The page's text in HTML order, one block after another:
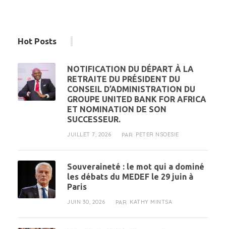
Hot Posts
NOTIFICATION DU DÉPART À LA
RETRAITE DU PRÉSIDENT DU
CONSEIL D’ADMINISTRATION DU
GROUPE UNITED BANK FOR AFRICA
ET NOMINATION DE SON
SUCCESSEUR.
JUILLET 7, 2026 PAR PETER NSOESIE
Souveraineté : le mot qui a dominé
les débats du MEDEF le 29 juin à
Paris
JUIN 30, 2026 PAR KATHY MINTSA